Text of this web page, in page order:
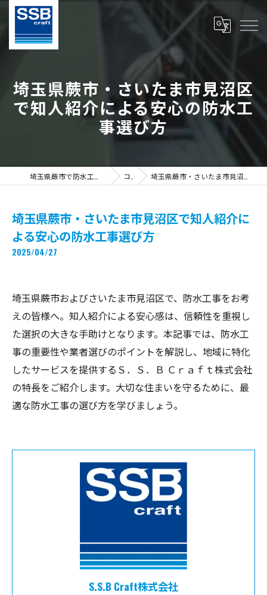
埼玉県蕨市・さいたま市見沼区
で知人紹介による安心の防水工
事選び方
コラム 埼玉県蕨市・さいたま市見沼区で知人紹介による安心の防水工事選び方
埼玉県蕨市・さいたま市見沼区で知人紹介に
よる安心の防水工事選び方
2025/04/27
埼玉県蕨市およびさいたま市見沼区で、防水工事をお考
えの皆様へ。知人紹介による安心感は、信頼性を重視し
た選択の大きな手助けとなります。本記事では、防水工
事の重要性や業者選びのポイントを解説し、地域に特化
したサービスを提供するＳ．Ｓ．Ｂ Ｃｒａｆｔ株式会社
の特長をご紹介します。大切な住まいを守るために、最
適な防水工事の選び方を学びましょう。
S.S.B Craft株式会社